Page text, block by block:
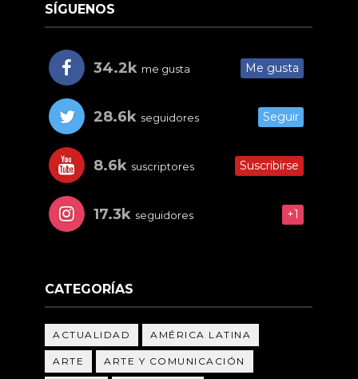
SÍGUENOS
34.2k me gusta Me gusta
28.6k seguidores Seguir
8.6k suscriptores Suscribirse
17.3k seguidores +1
CATEGORÍAS
ACTUALIDAD AMÉRICA LATINA
ARTE ARTE Y COMUNICACIÓN